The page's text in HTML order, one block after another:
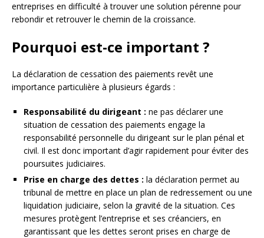
entreprises en difficulté à trouver une solution pérenne pour
rebondir et retrouver le chemin de la croissance.
Pourquoi est-ce important ?
La déclaration de cessation des paiements revêt une
importance particulière à plusieurs égards :
Responsabilité du dirigeant : ne pas déclarer une
situation de cessation des paiements engage la
responsabilité personnelle du dirigeant sur le plan pénal et
civil. Il est donc important d’agir rapidement pour éviter des
poursuites judiciaires.
Prise en charge des dettes : la déclaration permet au
tribunal de mettre en place un plan de redressement ou une
liquidation judiciaire, selon la gravité de la situation. Ces
mesures protègent l’entreprise et ses créanciers, en
garantissant que les dettes seront prises en charge de